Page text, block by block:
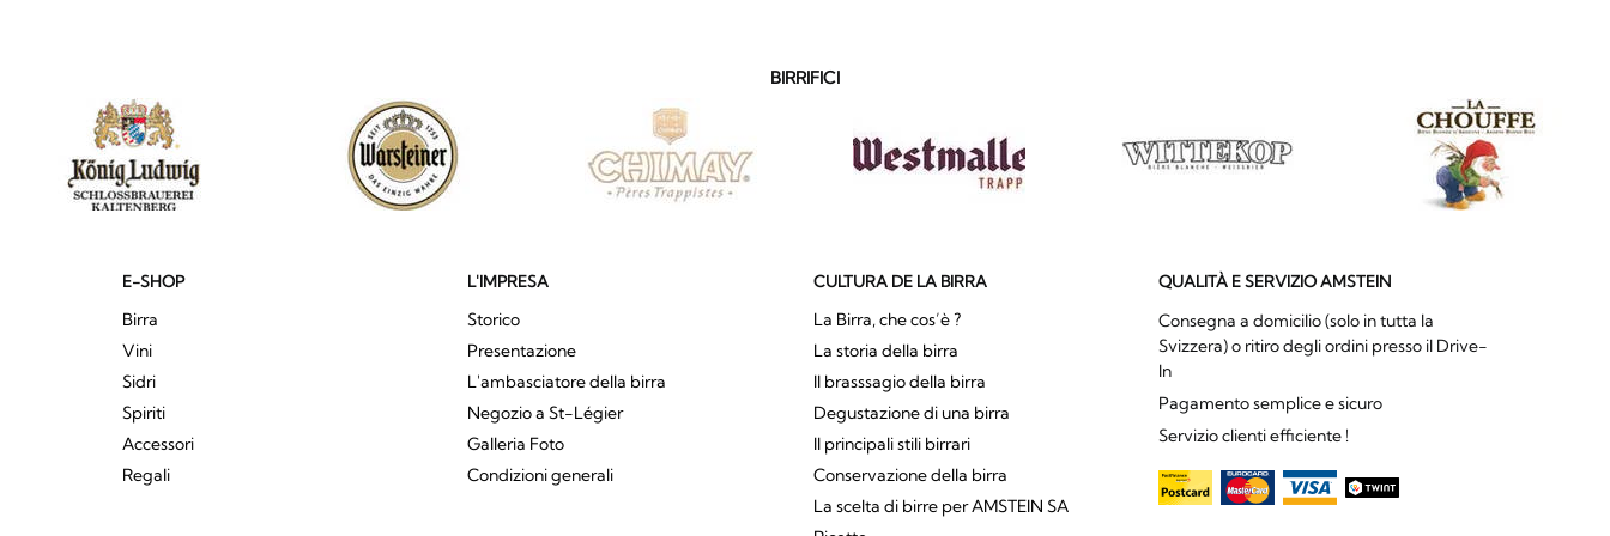
BIRRIFICI
E-SHOP
Birra
Vini
Sidri
Spiriti
Accessori
Regali
L'IMPRESA
Storico
Presentazione
L'ambasciatore della birra
Negozio a St-Légier
Galleria Foto
Condizioni generali
CULTURA DE LA BIRRA
La Birra, che cos’è ?
La storia della birra
Il brasssagio della birra
Degustazione di una birra
Il principali stili birrari
Conservazione della birra
La scelta di birre per AMSTEIN SA
QUALITÀ E SERVIZIO AMSTEIN
Consegna a domicilio (solo in tutta la
Svizzera) o ritiro degli ordini presso il Drive-
In
Pagamento semplice e sicuro
Servizio clienti efficiente !